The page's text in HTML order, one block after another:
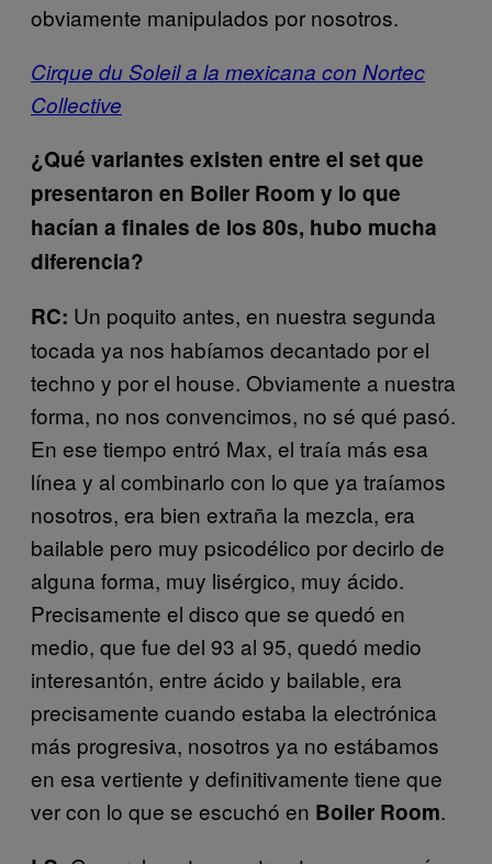
obviamente manipulados por nosotros.
Cirque du Soleil a la mexicana con Nortec
Collective
¿Qué variantes existen entre el set que
presentaron en Boiler Room y lo que
hacían a finales de los 80s, hubo mucha
diferencia?
RC: Un poquito antes, en nuestra segunda
tocada ya nos habíamos decantado por el
techno y por el house. Obviamente a nuestra
forma, no nos convencimos, no sé qué pasó.
En ese tiempo entró Max, el traía más esa
línea y al combinarlo con lo que ya traíamos
nosotros, era bien extraña la mezcla, era
bailable pero muy psicodélico por decirlo de
alguna forma, muy lisérgico, muy ácido.
Precisamente el disco que se quedó en
medio, que fue del 93 al 95, quedó medio
interesantón, entre ácido y bailable, era
precisamente cuando estaba la electrónica
más progresiva, nosotros ya no estábamos
en esa vertiente y definitivamente tiene que
ver con lo que se escuchó en Boiler Room.